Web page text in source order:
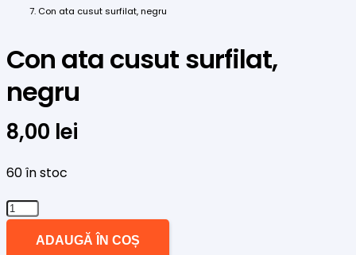
Con ata cusut surfilat, negru
Con ata cusut surfilat,
negru
8,00 lei
60 în stoc
Cantitate
ADAUGĂ ÎN COȘ